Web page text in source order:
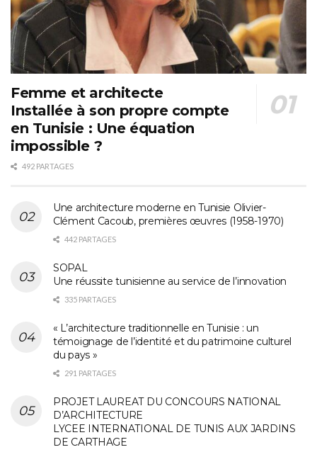
Femme et architecte
Installée à son propre compte
en Tunisie : Une équation
impossible ?
492 PARTAGES
Une architecture moderne en Tunisie Olivier-
Clément Cacoub, premières œuvres (1958-1970)
442 PARTAGES
SOPAL
Une réussite tunisienne au service de l’innovation
335 PARTAGES
« L’architecture traditionnelle en Tunisie : un
témoignage de l’identité et du patrimoine culturel
du pays »
291 PARTAGES
PROJET LAUREAT DU CONCOURS NATIONAL
D’ARCHITECTURE
LYCEE INTERNATIONAL DE TUNIS AUX JARDINS
DE CARTHAGE